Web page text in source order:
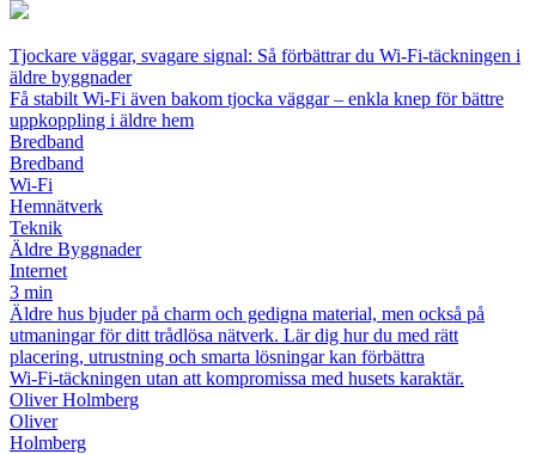
Tjockare väggar, svagare signal: Så förbättrar du Wi‑Fi‑täckningen i
äldre byggnader
Få stabilt Wi‑Fi även bakom tjocka väggar – enkla knep för bättre
uppkoppling i äldre hem
Bredband
Bredband
Wi‑Fi
Hemnätverk
Teknik
Äldre Byggnader
Internet
3 min
Äldre hus bjuder på charm och gedigna material, men också på
utmaningar för ditt trådlösa nätverk. Lär dig hur du med rätt
placering, utrustning och smarta lösningar kan förbättra
Wi‑Fi‑täckningen utan att kompromissa med husets karaktär.
Oliver Holmberg
Oliver
Holmberg